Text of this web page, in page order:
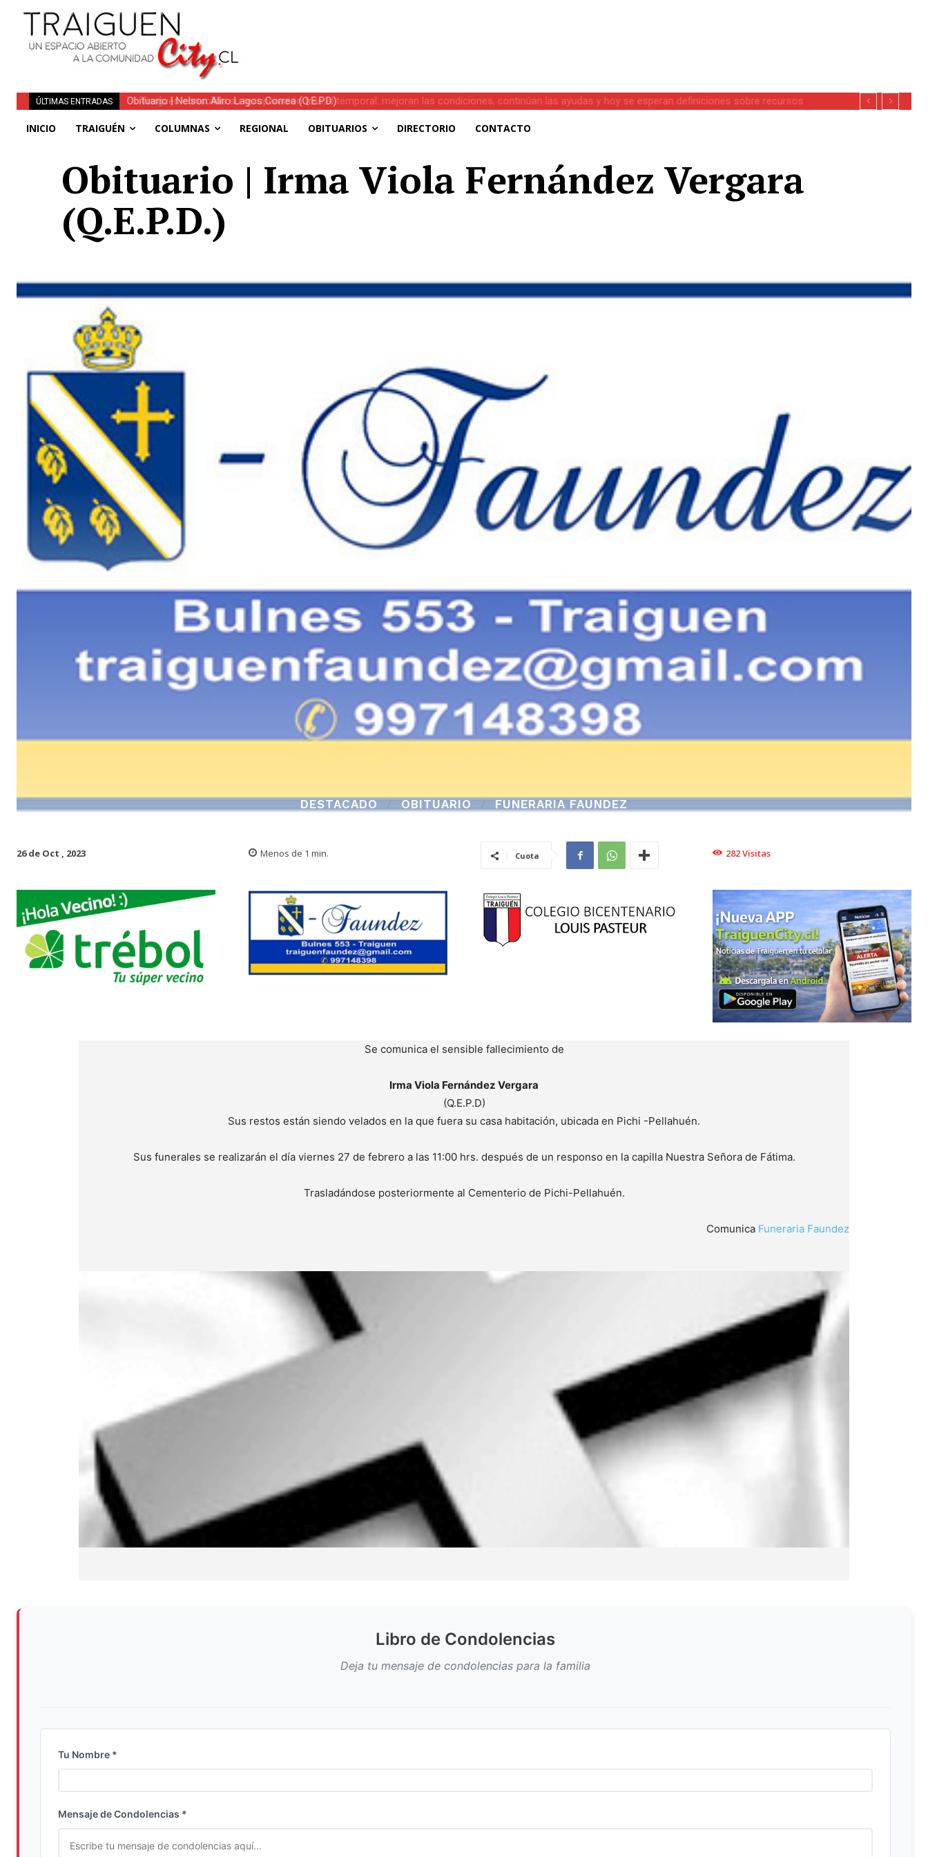
ÚLTIMAS ENTRADAS
Traiguén consolida su recuperación tras el temporal: mejoran las condiciones, continúan las ayudas y hoy se esperan definiciones sobre recursos
INICIO TRAIGUÉN COLUMNAS REGIONAL OBITUARIOS DIRECTORIO CONTACTO
Obituario | Irma Viola Fernández Vergara
(Q.E.P.D.)
DESTACADO OBITUARIO FUNERARIA FAUNDEZ
26 de Oct , 2023 Menos de 1 min. Cuota 282Visitas
Se comunica el sensible fallecimiento de
Irma Viola Fernández Vergara
(Q.E.P.D)
Sus restos están siendo velados en la que fuera su casa habitación, ubicada en Pichi -Pellahuén.
Sus funerales se realizarán el día viernes 27 de febrero a las 11:00 hrs. después de un responso en la capilla Nuestra Señora de Fátima.
Trasladándose posteriormente al Cementerio de Pichi-Pellahuén.
Comunica Funeraria Faundez
Libro de Condolencias
Deja tu mensaje de condolencias para la familia
Tu Nombre *
Mensaje de Condolencias *